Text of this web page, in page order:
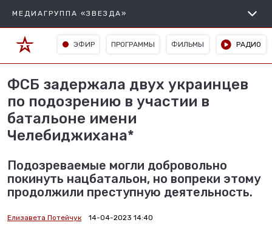
МЕДИАГРУППА «ЗВЕЗДА»
ЭФИР ПРОГРАММЫ ФИЛЬМЫ РАДИО
ФСБ задержала двух украинцев
по подозрению в участии в
батальоне имени
Челебиджихана*
Подозреваемые могли добровольно
покинуть нацбатальон, но вопреки этому
продолжили преступную деятельность.
Елизавета Потейчук 14-04-2023 14:40